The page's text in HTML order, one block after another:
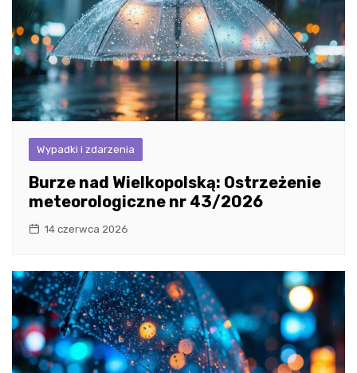
Wypadki i zdarzenia
Burze nad Wielkopolską: Ostrzeżenie
meteorologiczne nr 43/2026
14 czerwca 2026